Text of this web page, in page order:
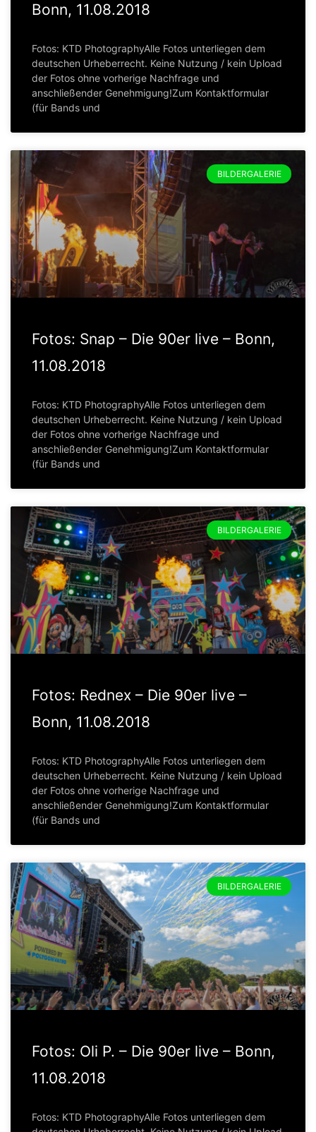
Bonn, 11.08.2018
Fotos: KTD PhotographyAlle Fotos unterliegen dem
deutschen Urheberrecht. Keine Nutzung / kein Upload
der Fotos ohne vorherige Nachfrage und
anschließender Genehmigung!Zum Kontaktformular
(für Bands und
BILDERGALERIE
Fotos: Snap – Die 90er live – Bonn,
11.08.2018
Fotos: KTD PhotographyAlle Fotos unterliegen dem
deutschen Urheberrecht. Keine Nutzung / kein Upload
der Fotos ohne vorherige Nachfrage und
anschließender Genehmigung!Zum Kontaktformular
(für Bands und
BILDERGALERIE
Fotos: Rednex – Die 90er live –
Bonn, 11.08.2018
Fotos: KTD PhotographyAlle Fotos unterliegen dem
deutschen Urheberrecht. Keine Nutzung / kein Upload
der Fotos ohne vorherige Nachfrage und
anschließender Genehmigung!Zum Kontaktformular
(für Bands und
BILDERGALERIE
Fotos: Oli P. – Die 90er live – Bonn,
11.08.2018
Fotos: KTD PhotographyAlle Fotos unterliegen dem